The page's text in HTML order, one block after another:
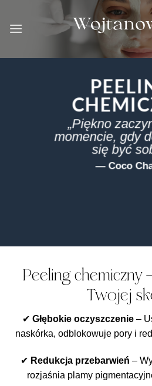
content
„Piękno
momencie, gdy
się być
— Coco
Peeling Twojej
✔ Głębokie oczyszczenie–
naskórka, odblokowuje pory i
✔ Redukcja przebarwień –
rozjaśnia plamy